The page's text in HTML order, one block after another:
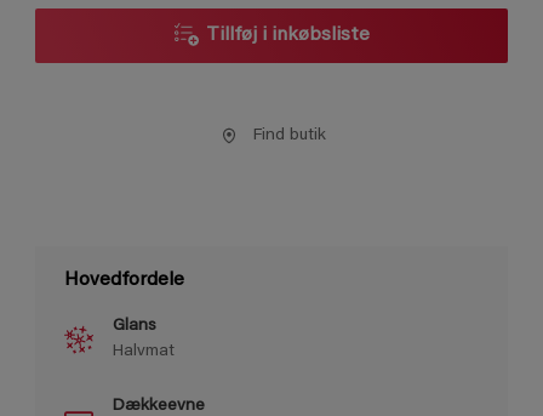
Tillføj i inkøbsliste
Find butik
Hovedfordele
Glans
Halvmat
Dækkeevne